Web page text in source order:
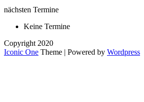
nächsten Termine
Keine Termine
Copyright 2020
Iconic One Theme | Powered by Wordpress